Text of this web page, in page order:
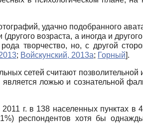
удачно подобранного
возраста, а иногда и
творчество, но, с другой
; Войскунский, 2013а; Горный].
сетей считают
ложью и сознательной
г. в 138 населенных пунктах в
респондентов хотя бы